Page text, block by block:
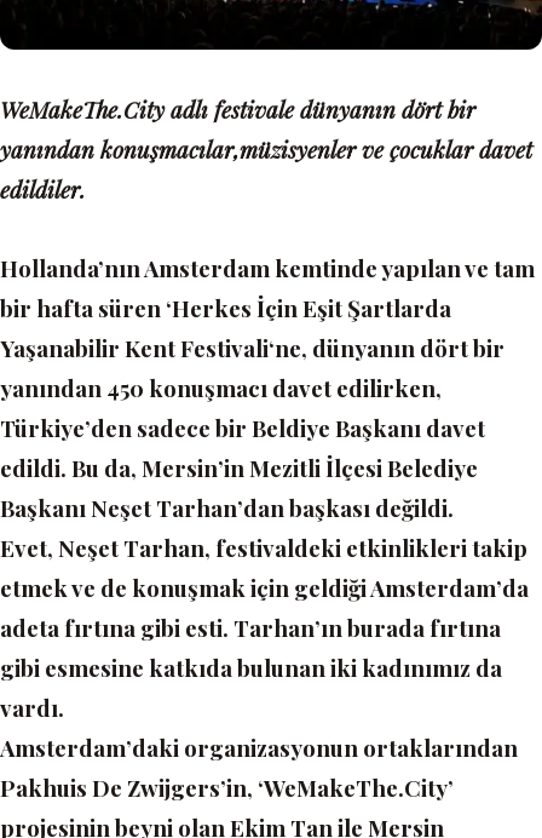
WeMakeThe.City adlı festivale dünyanın dört bir
yanından konuşmacılar,müzisyenler ve çocuklar davet
edildiler.
Hollanda’nın Amsterdam kemtinde yapılan ve tam
bir hafta süren ‘Herkes İçin Eşit Şartlarda
Yaşanabilir Kent Festivali‘ne, dünyanın dört bir
yanından 450 konuşmacı davet edilirken,
Türkiye’den sadece bir Beldiye Başkanı davet
edildi. Bu da, Mersin’in Mezitli İlçesi Belediye
Başkanı Neşet Tarhan’dan başkası değildi.
Evet, Neşet Tarhan, festivaldeki etkinlikleri takip
etmek ve de konuşmak için geldiği Amsterdam’da
adeta fırtına gibi esti. Tarhan’ın burada fırtına
gibi esmesine katkıda bulunan iki kadınımız da
vardı.
Amsterdam’daki organizasyonun ortaklarından
Pakhuis De Zwijgers’in, ‘WeMakeThe.City’
projesinin beyni olan Ekim Tan ile Mersin